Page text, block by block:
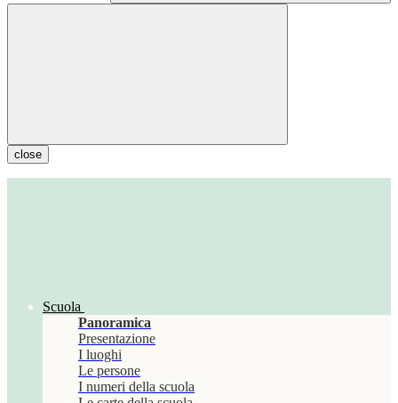
close
Scuola
Panoramica
Presentazione
I luoghi
Le persone
I numeri della scuola